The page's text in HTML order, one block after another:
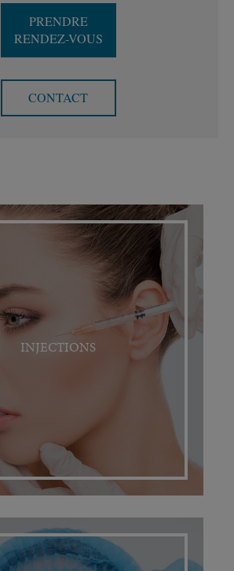
PRENDRE
RENDEZ-VOUS
CONTACT
INJECTIONS